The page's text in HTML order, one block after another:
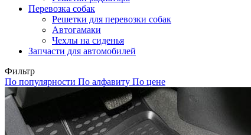
Перевозка собак
Решетки для перевозки собак
Автогамаки
Чехлы на сиденья
Запчасти для автомобилей
Фильтр
По популярности По алфавиту По цене